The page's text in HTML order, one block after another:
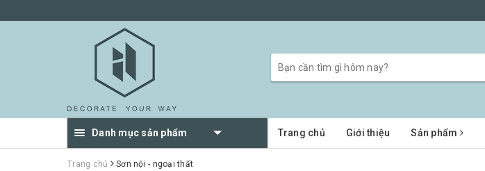
Danh mục sản phẩm Trang chủ Giới thiệu Sản phẩm
Trang chủ Sơn nội - ngoại thất